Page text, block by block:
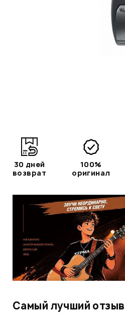
30 дней
возврат
100%
оригинал
Самый лучший отзыв